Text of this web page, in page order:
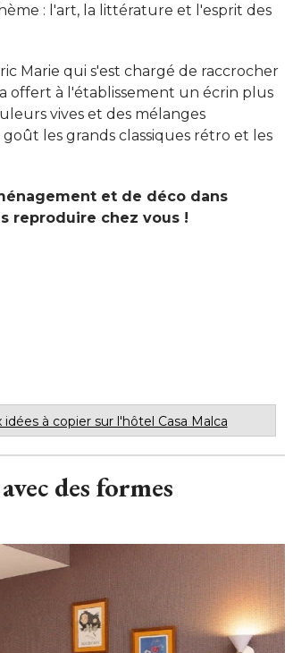
: l'art, la littérature et l'esprit des
Marie qui s'est chargé de raccrocher
a offert à l'établissement un écrin plus
vives et des mélanges
les grands classiques rétro et les
et de déco dans
reproduire chez vous !
à copier sur l'hôtel Casa Malca
des formes